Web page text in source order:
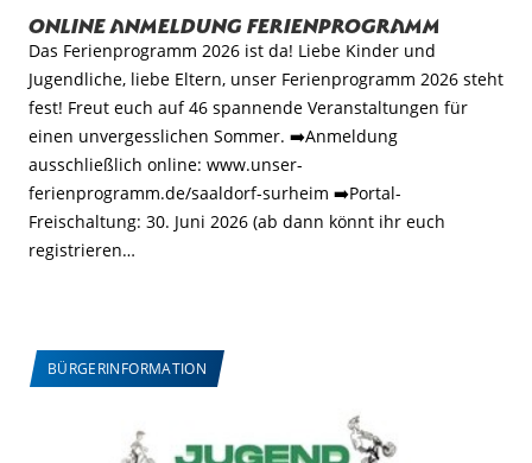
Online Anmeldung Ferienprogramm
Das Ferienprogramm 2026 ist da! Liebe Kinder und
Jugendliche, liebe Eltern, unser Ferienprogramm 2026 steht
fest! Freut euch auf 46 spannende Veranstaltungen für
einen unvergesslichen Sommer. ➡️Anmeldung
ausschließlich online: www.unser-
ferienprogramm.de/saaldorf-surheim ➡️Portal-
Freischaltung: 30. Juni 2026 (ab dann könnt ihr euch
registrieren…
BÜRGERINFORMATION